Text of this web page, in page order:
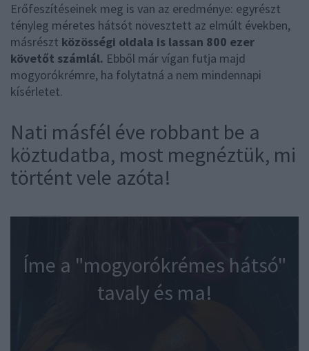
Erőfeszítéseinek meg is van az eredménye: egyrészt
tényleg méretes hátsót növesztett az elmúlt években,
másrészt közösségi oldala is lassan 800 ezer
követőt számlál. Ebből már vígan futja majd
mogyorókrémre, ha folytatná a nem mindennapi
kísérletet.
Nati másfél éve robbant be a
köztudatba, most megnéztük, mi
történt vele azóta!
Íme a "mogyorókrémes hátsó"
tavaly és ma!